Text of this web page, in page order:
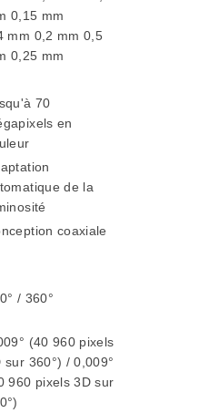
0,15 mm
mm 0,2 mm 0,5
0,25 mm
70
en
de la
coaxiale
/ 360°
(40 960 pixels
sur 360°) / 0,009°
960 pixels 3D sur